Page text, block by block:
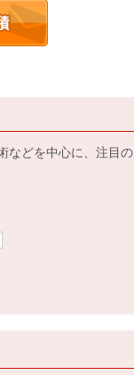
などを中心に、注目